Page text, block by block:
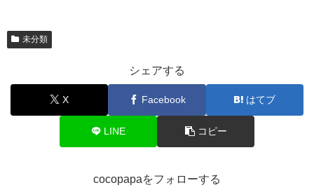
未分類
シェアする
X Facebook はてブ
LINE コピー
cocopapaをフォローする